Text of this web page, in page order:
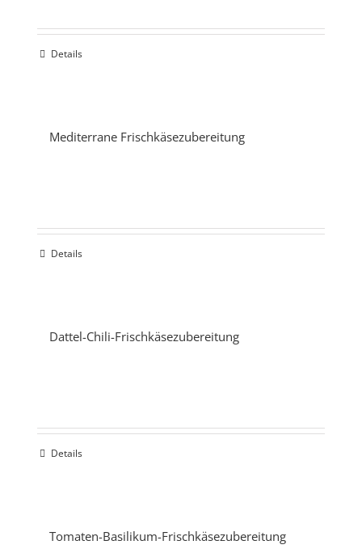
Details
Mediterrane Frischkäsezubereitung
Details
Dattel-Chili-Frischkäsezubereitung
Details
Tomaten-Basilikum-Frischkäsezubereitung